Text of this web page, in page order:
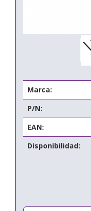
Marca:
P/N:
EAN:
Disponibilidad: